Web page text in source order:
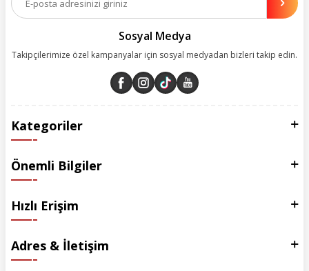
esas alarak yürütüyoruz.
Sosyal Medya
Takipçilerimize özel kampanyalar için sosyal medyadan bizleri takip edin.
Kategoriler
Önemli Bilgiler
Hızlı Erişim
Adres & İletişim